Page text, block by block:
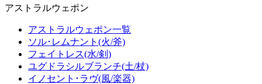
アストラルウェポン
アストラルウェポン一覧
ソル･レムナント(火/斧)
フェイトレス(水/剣)
ユグドラシルブランチ(土/杖)
イノセント･ラヴ(風/楽器)